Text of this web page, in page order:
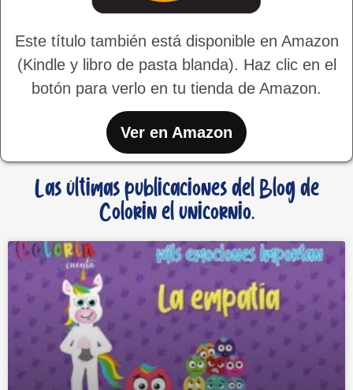
Este título también está disponible en Amazon
(Kindle y libro de pasta blanda). Haz clic en el
botón para verlo en tu tienda de Amazon.
Ver en Amazon
Las últimas publicaciones del Blog de
Colorin el unicornio.